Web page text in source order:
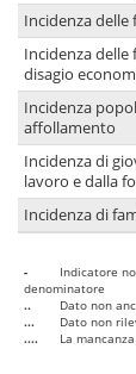
Incidenza delle
Incidenza delle
disagio
Incidenza
affollamento
Incidenza di
lavoro e dalla
Incidenza di
-
Indicatore
denominatore
..
Dato non
...
Dato non
....
La